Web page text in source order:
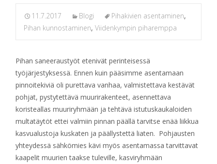
11.7.2017 Blogi Pihakivien asentaminen,
Pihan kunnostaminen, Viidenkympin piharemppa
Pihan saneeraustyöt etenivät perinteisessä
työjärjestyksessä. Ennen kuin pääsimme asentamaan
pinnoitekiviä oli purettava vanhaa, valmistettava kestävät
pohjat, pystytettävä muurirakenteet, asennettava
koristeallas muuriryhmään ja tehtävä istutuskaukaloiden
multatäytöt ettei valmiin pinnan päällä tarvitse enää liikkua
kasvualustoja kuskaten ja päällystettä liaten. Pohjausten
yhteydessä sähkömies kävi myös asentamassa tarvittavat
kaapelit muurien taakse tuleville, kasviryhmään